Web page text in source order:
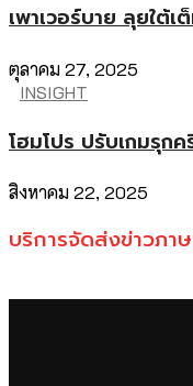
เพาเวอร์บาย ลุยใต้
ตุลาคม 27, 2025
INSIGHT
โฮมโปร ปรับเกมรุก
สิงหาคม 22, 2025
บริการจัดส่งข่าวภา